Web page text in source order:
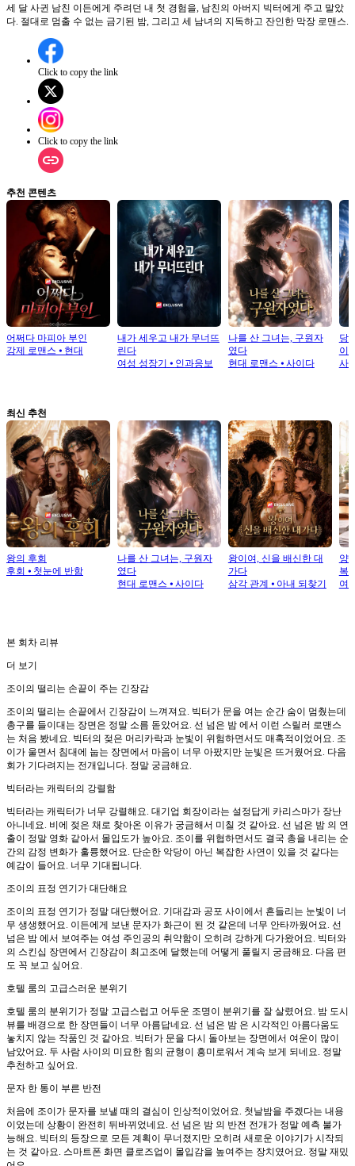
세 달 사귄 남친 이든에게 주려던 내 첫 경험을, 남친의 아버지 빅터에게 주고 말았
다. 절대로 멈출 수 없는 금기된 밤, 그리고 세 남녀의 지독하고 잔인한 막장 로맨스.
Click to copy the link
Click to copy the link
추천 콘텐츠
어쩌다 마피아 부인
강제 로맨스 ⦁ 현대
내가 세우고 내가 무너뜨
린다
여성 성장기 ⦁ 인과응보
나를 산 그녀는, 구원자
였다
현대 로맨스 ⦁ 사이다
당
이
사
최신 추천
왕의 후회
후회 ⦁ 첫눈에 반함
나를 산 그녀는, 구원자
였다
현대 로맨스 ⦁ 사이다
왕이여, 신을 배신한 대
가다
삼각 관계 ⦁ 아내 되찾기
양
복
여
본 회차 리뷰
더 보기
조이의 떨리는 손끝이 주는 긴장감
조이의 떨리는 손끝에서 긴장감이 느껴져요. 빅터가 문을 여는 순간 숨이 멈췄는데
총구를 들이대는 장면은 정말 소름 돋았어요. 선 넘은 밤 에서 이런 스릴러 로맨스
는 처음 봤네요. 빅터의 젖은 머리카락과 눈빛이 위험하면서도 매혹적이었어요. 조
이가 울면서 침대에 눕는 장면에서 마음이 너무 아팠지만 눈빛은 뜨거웠어요. 다음
회가 기다려지는 전개입니다. 정말 궁금해요.
빅터라는 캐릭터의 강렬함
빅터라는 캐릭터가 너무 강렬해요. 대기업 회장이라는 설정답게 카리스마가 장난
아니네요. 비에 젖은 채로 찾아온 이유가 궁금해서 미칠 것 같아요. 선 넘은 밤 의 연
출이 정말 영화 같아서 몰입도가 높아요. 조이를 위협하면서도 결국 총을 내리는 순
간의 감정 변화가 훌륭했어요. 단순한 악당이 아닌 복잡한 사연이 있을 것 같다는
예감이 들어요. 너무 기대됩니다.
조이의 표정 연기가 대단해요
조이의 표정 연기가 정말 대단했어요. 기대감과 공포 사이에서 흔들리는 눈빛이 너
무 생생했어요. 이든에게 보낸 문자가 화근이 된 것 같은데 너무 안타까웠어요. 선
넘은 밤 에서 보여주는 여성 주인공의 취약함이 오히려 강하게 다가왔어요. 빅터와
의 스킨십 장면에서 긴장감이 최고조에 달했는데 어떻게 풀릴지 궁금해요. 다음 편
도 꼭 보고 싶어요.
호텔 룸의 고급스러운 분위기
호텔 룸의 분위기가 정말 고급스럽고 어두운 조명이 분위기를 잘 살렸어요. 밤 도시
뷰를 배경으로 한 장면들이 너무 아름답네요. 선 넘은 밤 은 시각적인 아름다움도
놓치지 않는 작품인 것 같아요. 빅터가 문을 다시 돌아보는 장면에서 여운이 많이
남았어요. 두 사람 사이의 미묘한 힘의 균형이 흥미로워서 계속 보게 되네요. 정말
추천하고 싶어요.
문자 한 통이 부른 반전
처음에 조이가 문자를 보낼 때의 결심이 인상적이었어요. 첫날밤을 주겠다는 내용
이었는데 상황이 완전히 뒤바뀌었네요. 선 넘은 밤 의 반전 전개가 정말 예측 불가
능해요. 빅터의 등장으로 모든 계획이 무너졌지만 오히려 새로운 이야기가 시작되
는 것 같아요. 스마트폰 화면 클로즈업이 몰입감을 높여주는 장치였어요. 정말 재밌